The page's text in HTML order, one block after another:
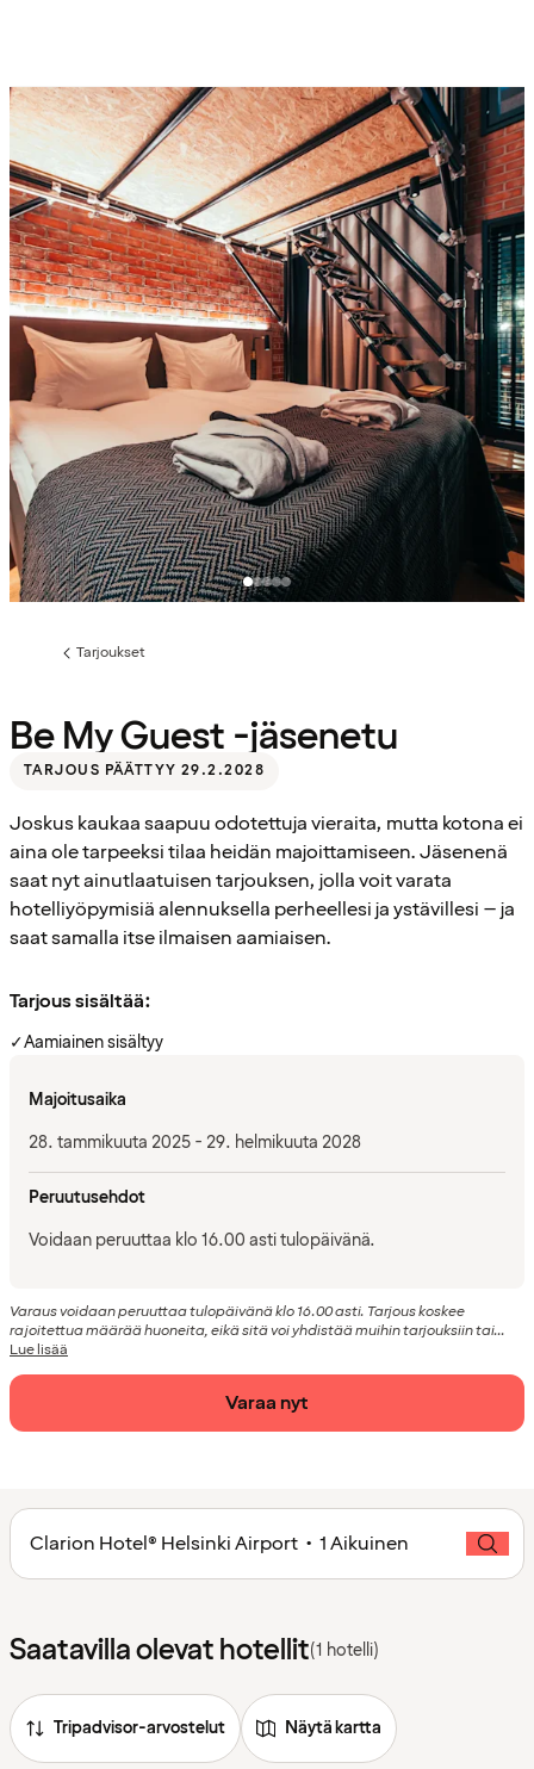
Edellinen
Tarjoukset
Be My Guest -jäsenetu
TARJOUS PÄÄTTYY 29.2.2028
Joskus kaukaa saapuu odotettuja vieraita, mutta kotona ei
aina ole tarpeeksi tilaa heidän majoittamiseen. Jäsenenä
saat nyt ainutlaatuisen tarjouksen, jolla voit varata
hotelliyöpymisiä alennuksella perheellesi ja ystävillesi – ja
saat samalla itse ilmaisen aamiaisen.
Tarjous sisältää:
✓Aamiainen sisältyy
Majoitusaika
28. tammikuuta 2025 - 29. helmikuuta 2028
Peruutusehdot
Voidaan peruuttaa klo 16.00 asti tulopäivänä.
Varaus voidaan peruuttaa tulopäivänä klo 16.00 asti. Tarjous koskee
rajoitettua määrää huoneita, eikä sitä voi yhdistää muihin tarjouksiin tai...
Lue lisää
Varaa nyt
Clarion Hotel® Helsinki Airport • 1 Aikuinen
Saatavilla olevat hotellit(1 hotelli)
Tripadvisor-arvostelut Näytä kartta